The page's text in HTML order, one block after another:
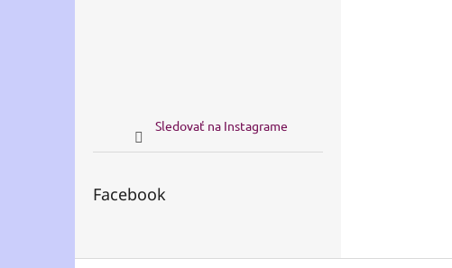
Sledovať na Instagrame
Facebook